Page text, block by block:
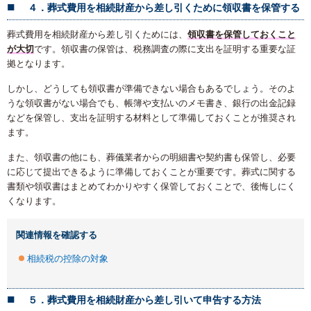
４．葬式費用を相続財産から差し引くために領収書を保管する
葬式費用を相続財産から差し引くためには、 領収書を保管しておくこと
が大切です。領収書の保管は、税務調査の際に支出を証明する重要な証
拠となります。
しかし、どうしても領収書が準備できない場合もあるでしょう。そのよ
うな領収書がない場合でも、帳簿や支払いのメモ書き、銀行の出金記録
などを保管し、支出を証明する材料として準備しておくことが推奨され
ます。
また、領収書の他にも、葬儀業者からの明細書や契約書も保管し、必要
に応じて提出できるように準備しておくことが重要です。葬式に関する
書類や領収書はまとめてわかりやすく保管しておくことで、後悔しにく
くなります。
関連情報を確認する
相続税の控除の対象
５．葬式費用を相続財産から差し引いて申告する方法